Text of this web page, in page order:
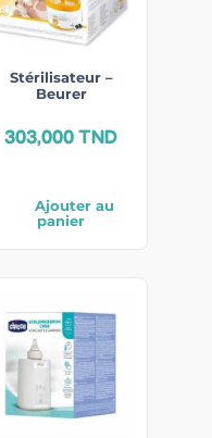
Stérilisateur –
Beurer
303,000TND
Ajouter au
panier